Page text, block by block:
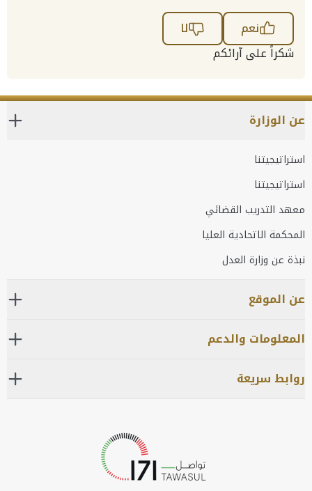
نعم
لا
شكراً على آرائكم
عن الوزارة
استراتيجيتنا
استراتيجيتنا
معهد التدريب القضائي
المحكمة الاتحادية العليا
نبذة عن وزارة العدل
عن الموقع
المعلومات والدعم
روابط سريعة